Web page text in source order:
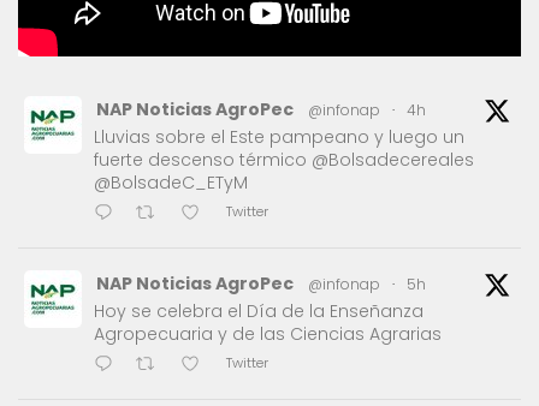
NAP Noticias AgroPec @infonap · 4h
Lluvias sobre el Este pampeano y luego un
fuerte descenso térmico @Bolsadecereales
@BolsadeC_ETyM
Twitter
NAP Noticias AgroPec @infonap · 5h
Hoy se celebra el Día de la Enseñanza
Agropecuaria y de las Ciencias Agrarias
Twitter